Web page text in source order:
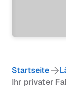
Startseite
Ihr privater